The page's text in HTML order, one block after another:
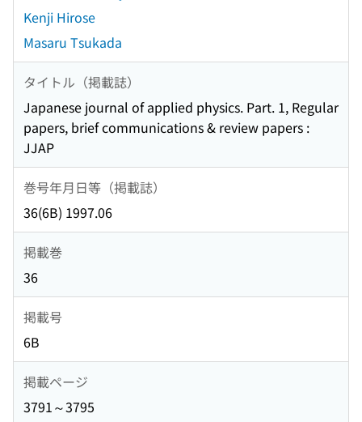
Kenji Hirose
Masaru Tsukada
タイトル（掲載誌）
Japanese journal of applied physics. Part. 1, Regular
papers, brief communications & review papers :
JJAP
巻号年月日等（掲載誌）
36(6B) 1997.06
掲載巻
36
掲載号
6B
掲載ページ
3791～3795